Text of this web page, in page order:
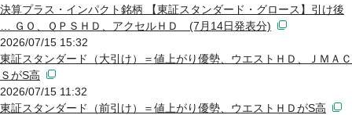
決算プラス・インパクト銘柄 【東証スタンダード・グロース】引け後
… ＧＯ、ＱＰＳＨＤ、アクセルＨＤ (7月14日発表分)
2026/07/15 15:32
東証スタンダード（大引け）＝値上がり優勢、ウエストＨＤ、ＪＭＡＣ
ＳがS高
2026/07/15 11:32
東証スタンダード（前引け）＝値上がり優勢、ウエストＨＤがS高